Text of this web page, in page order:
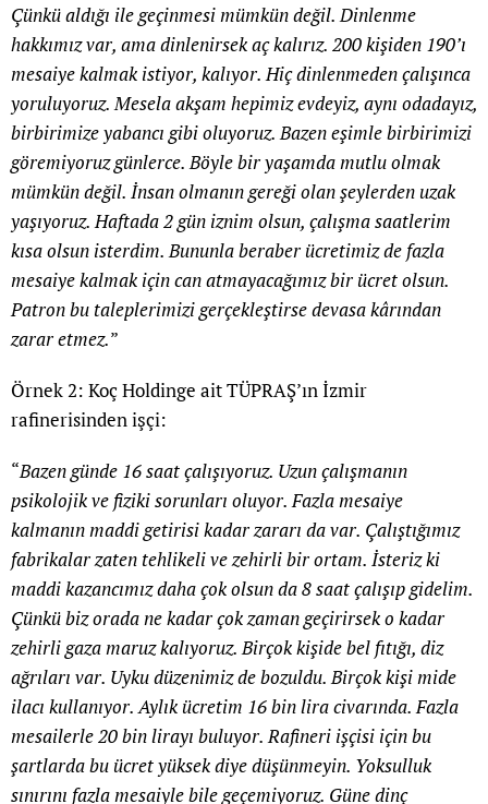
Çünkü aldığı ile geçinmesi mümkün değil. Dinlenme
hakkımız var, ama dinlenirsek aç kalırız. 200 kişiden 190’ı
mesaiye kalmak istiyor, kalıyor. Hiç dinlenmeden çalışınca
yoruluyoruz. Mesela akşam hepimiz evdeyiz, aynı odadayız,
birbirimize yabancı gibi oluyoruz. Bazen eşimle birbirimizi
göremiyoruz günlerce. Böyle bir yaşamda mutlu olmak
mümkün değil. İnsan olmanın gereği olan şeylerden uzak
yaşıyoruz. Haftada 2 gün iznim olsun, çalışma saatlerim
kısa olsun isterdim. Bununla beraber ücretimiz de fazla
mesaiye kalmak için can atmayacağımız bir ücret olsun.
Patron bu taleplerimizi gerçekleştirse devasa kârından
zarar etmez.”
Örnek 2: Koç Holdinge ait TÜPRAŞ’ın İzmir
rafinerisinden işçi:
“Bazen günde 16 saat çalışıyoruz. Uzun çalışmanın
psikolojik ve fiziki sorunları oluyor. Fazla mesaiye
kalmanın maddi getirisi kadar zararı da var. Çalıştığımız
fabrikalar zaten tehlikeli ve zehirli bir ortam. İsteriz ki
maddi kazancımız daha çok olsun da 8 saat çalışıp gidelim.
Çünkü biz orada ne kadar çok zaman geçirirsek o kadar
zehirli gaza maruz kalıyoruz. Birçok kişide bel fıtığı, diz
ağrıları var. Uyku düzenimiz de bozuldu. Birçok kişi mide
ilacı kullanıyor. Aylık ücretim 16 bin lira civarında. Fazla
mesailerle 20 bin lirayı buluyor. Rafineri işçisi için bu
şartlarda bu ücret yüksek diye düşünmeyin. Yoksulluk
sınırını fazla mesaiyle bile geçemiyoruz. Güne dinç